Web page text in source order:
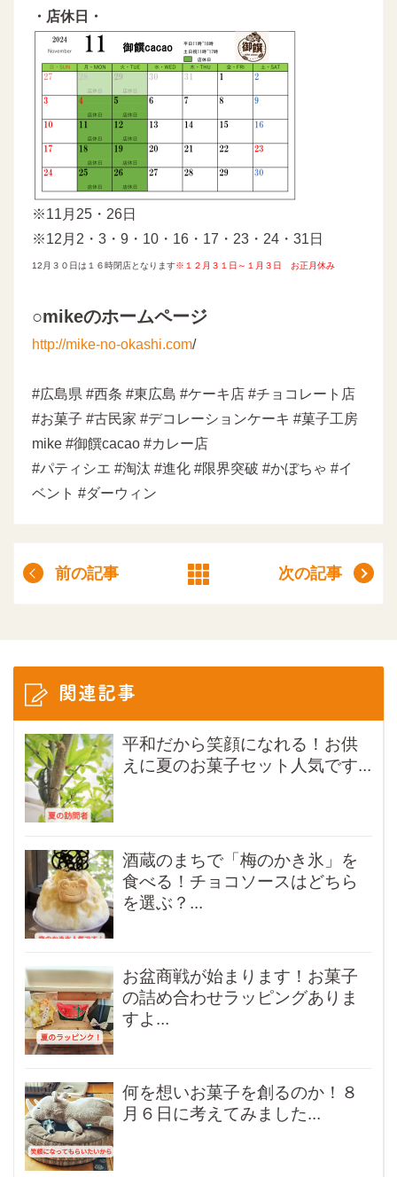
・店休日・
※11月25・26日
※12月2・3・9・10・16・17・23・24・31日
12月３０日は１６時閉店となります※ １２月３１日～１月３日 お正月休み
○mikeのホームページ
http://mike-no-okashi.com/
#広島県 #西条 #東広島 #ケーキ店 #チョコレート店
#お菓子 #古民家 #デコレーションケーキ #菓子工房
mike #御饌cacao #カレー店
#パティシエ #淘汰 #進化 #限界突破 #かぼちゃ #イ
ベント #ダーウィン
前の記事 次の記事
関連記事
平和だから笑顔になれる！お供
えに夏のお菓子セット人気です...
酒蔵のまちで「梅のかき氷」を
食べる！チョコソースはどちら
を選ぶ？...
お盆商戦が始まります！お菓子
の詰め合わせラッピングありま
すよ...
何を想いお菓子を創るのか！８
月６日に考えてみました...